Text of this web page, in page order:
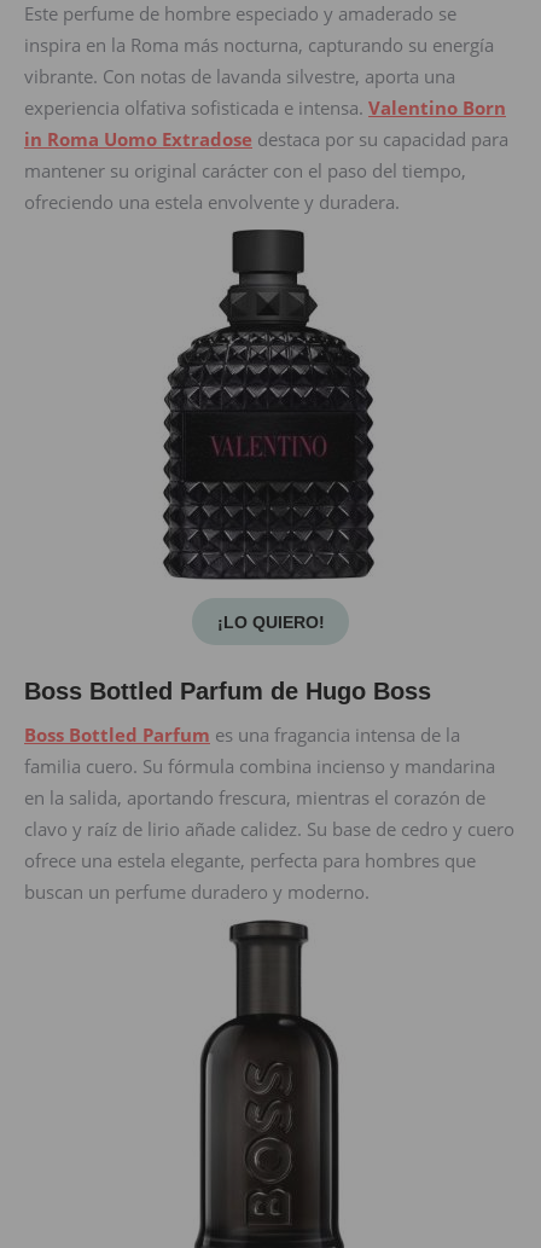
Este perfume de hombre especiado y amaderado se
inspira en la Roma más nocturna, capturando su energía
vibrante. Con notas de lavanda silvestre, aporta una
experiencia olfativa sofisticada e intensa. Valentino Born
in Roma Uomo Extradose destaca por su capacidad para
mantener su original carácter con el paso del tiempo,
ofreciendo una estela envolvente y duradera.
¡LO QUIERO!
Boss Bottled Parfum de Hugo Boss
Boss Bottled Parfum es una fragancia intensa de la
familia cuero. Su fórmula combina incienso y mandarina
en la salida, aportando frescura, mientras el corazón de
clavo y raíz de lirio añade calidez. Su base de cedro y cuero
ofrece una estela elegante, perfecta para hombres que
buscan un perfume duradero y moderno.